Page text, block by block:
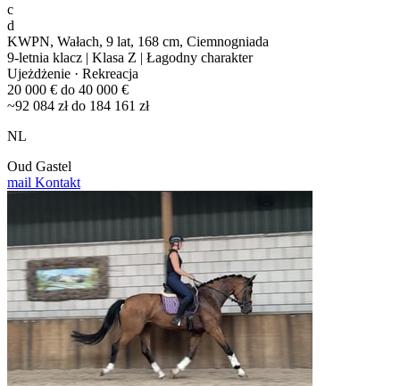
c
d
KWPN, Wałach, 9 lat, 168 cm, Ciemnogniada
9-letnia klacz | Klasa Z | Łagodny charakter
Ujeżdżenie · Rekreacja
20 000 € do 40 000 €
~92 084 zł do 184 161 zł
NL
Oud Gastel
mail Kontakt